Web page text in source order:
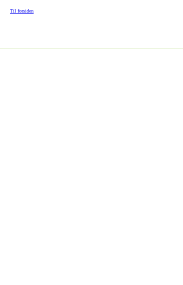
Til forsiden